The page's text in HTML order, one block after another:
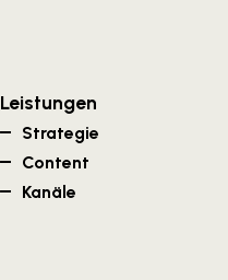
Leistungen
Strategie
Content
Kanäle